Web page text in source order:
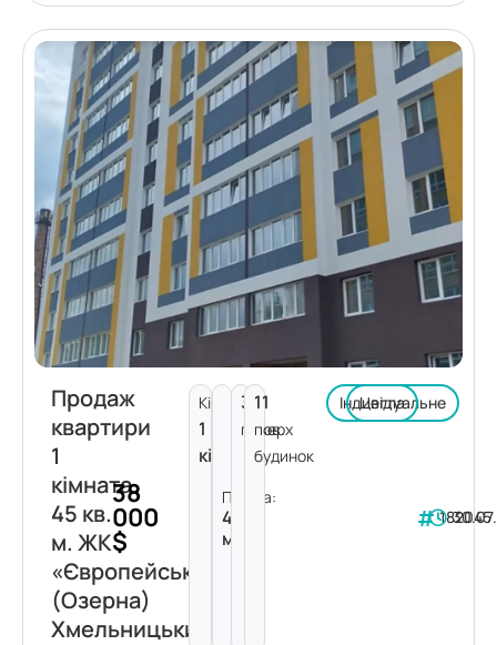
Продаж
квартири
1
кімната
45 кв.
м. ЖК
«Європейський»
(Озерна)
Хмельницький
38
000
$
Кімнат:
1
кімната
Площа:
45
м²
3
поверх
11
пов.
будинок
Індивідуальне
Цегла
182045